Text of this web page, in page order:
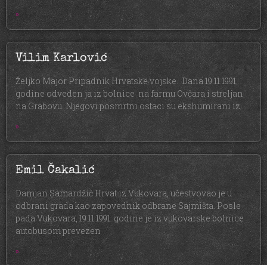
»
Vilim Karlović
Željko Major Pripadnik Hrvatske vojske. Dana 19.11.1991.
godine odveden ja iz bolnice na farmu Ovčara i streljan
na Grabovu. Njegovi posmrtni ostaci su ekshumirani iz
»
Emil Čakalić
Damjan Samardžić Hrvat iz Vukovara, učestvovao je u
odbrani grada kao zapovednik odbrane Sajmišta. Posle
pada Vukovara, 19.11.1991. godine je iz vukovarske bolnice
autobusom prevezen
»